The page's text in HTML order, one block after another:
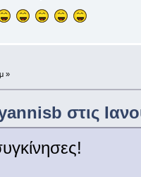
»
στις